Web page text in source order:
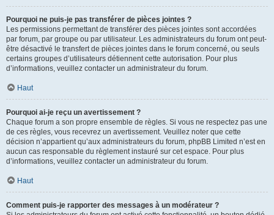
Pourquoi ne puis-je pas transférer de pièces jointes ?
Les permissions permettant de transférer des pièces jointes sont accordées
par forum, par groupe ou par utilisateur. Les administrateurs du forum ont peut-
être désactivé le transfert de pièces jointes dans le forum concerné, ou seuls
certains groupes d’utilisateurs détiennent cette autorisation. Pour plus
d’informations, veuillez contacter un administrateur du forum.
Haut
Pourquoi ai-je reçu un avertissement ?
Chaque forum a son propre ensemble de règles. Si vous ne respectez pas une
de ces règles, vous recevrez un avertissement. Veuillez noter que cette
décision n’appartient qu’aux administrateurs du forum, phpBB Limited n’est en
aucun cas responsable du règlement instauré sur cet espace. Pour plus
d’informations, veuillez contacter un administrateur du forum.
Haut
Comment puis-je rapporter des messages à un modérateur ?